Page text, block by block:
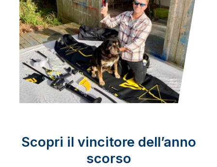
Scopri il vincitore dell’anno
scorso